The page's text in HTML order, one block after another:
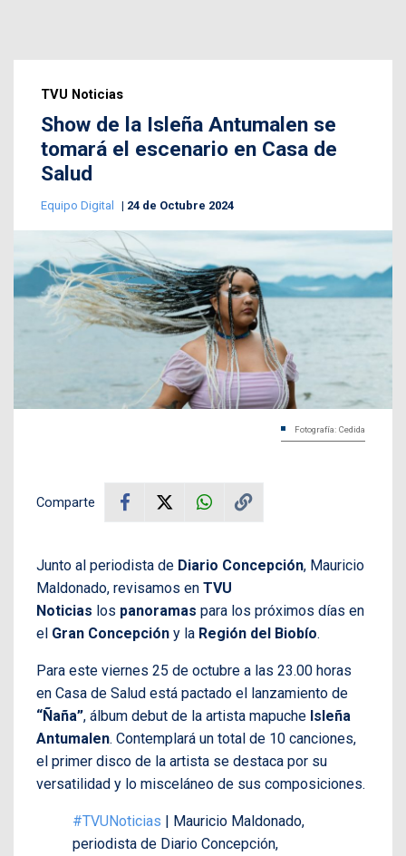
TVU Noticias
Show de la Isleña Antumalen se
tomará el escenario en Casa de
Salud
Equipo Digital 24 de Octubre 2024
Fotografía: Cedida
Comparte
Junto al periodista de Diario Concepción, Mauricio
Maldonado, revisamos en TVU
Noticias los panoramas para los próximos días en
el Gran Concepción y la Región del Biobío.
Para este viernes 25 de octubre a las 23.00 horas
en Casa de Salud está pactado el lanzamiento de
“Ñaña”, álbum debut de la artista mapuche Isleña
Antumalen. Contemplará un total de 10 canciones,
el primer disco de la artista se destaca por su
versatilidad y lo misceláneo de sus composiciones.
#TVUNoticias | Mauricio Maldonado,
periodista de Diario Concepción,